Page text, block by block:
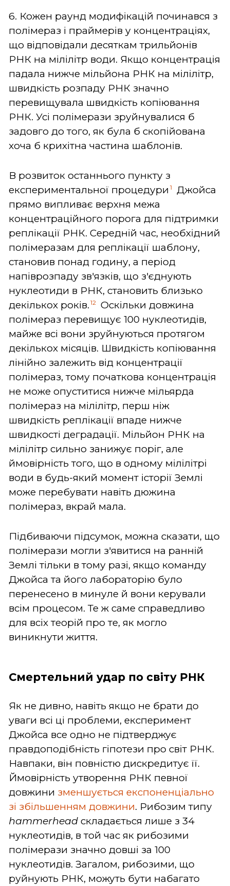
6. Кожен раунд модифікацій починався з
полімераз і праймерів у концентраціях,
що відповідали десяткам трильйонів
РНК на мілілітр води. Якщо концентрація
падала нижче мільйона РНК на мілілітр,
швидкість розпаду РНК значно
перевищувала швидкість копіювання
РНК. Усі полімерази зруйнувалися б
задовго до того, як була б скопійована
хоча б крихітна частина шаблонів.
В розвиток останнього пункту з
експериментальної процедури 1
Джойса
прямо випливає верхня межа
концентраційного порога для підтримки
реплікації РНК. Середній час, необхідний
полімеразам для реплікації шаблону,
становив понад годину, а період
напіврозпаду зв'язків, що з'єднують
нуклеотиди в РНК, становить близько
декількох років. 12
Оскільки довжина
полімераз перевищує 100 нуклеотидів,
майже всі вони зруйнуються протягом
декількох місяців. Швидкість копіювання
лінійно залежить від концентрації
полімераз, тому початкова концентрація
не може опуститися нижче мільярда
полімераз на мілілітр, перш ніж
швидкість реплікації впаде нижче
швидкості деградації. Мільйон РНК на
мілілітр сильно занижує поріг, але
ймовірність того, що в одному мілілітрі
води в будь-який момент історії Землі
може перебувати навіть дюжина
полімераз, вкрай мала.
Підбиваючи підсумок, можна сказати, що
полімерази могли з'явитися на ранній
Землі тільки в тому разі, якщо команду
Джойса та його лабораторію було
перенесено в минуле й вони керували
всім процесом. Те ж саме справедливо
для всіх теорій про те, як могло
виникнути життя.
Смертельний удар по світу РНК
Як не дивно, навіть якщо не брати до
уваги всі ці проблеми, експеримент
Джойса все одно не підтверджує
правдоподібність гіпотези про світ РНК.
Навпаки, він повністю дискредитує її.
Ймовірність утворення РНК певної
довжини зменшується експоненціально
зі збільшенням довжини. Рибозим типу
hammerhead складається лише з 34
нуклеотидів, в той час як рибозими
полімерази значно довші за 100
нуклеотидів. Загалом, рибозими, що
руйнують РНК, можуть бути набагато